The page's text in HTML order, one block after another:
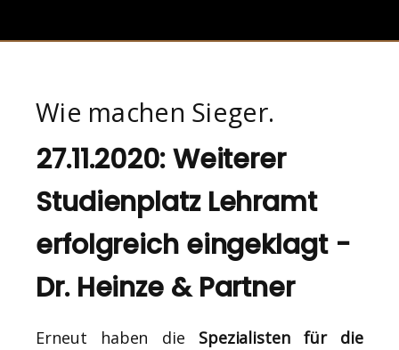
Wie machen Sieger.
27.11.2020: Weiterer
Studienplatz Lehramt
erfolgreich eingeklagt -
Dr. Heinze & Partner
Erneut haben die Spezialisten für die